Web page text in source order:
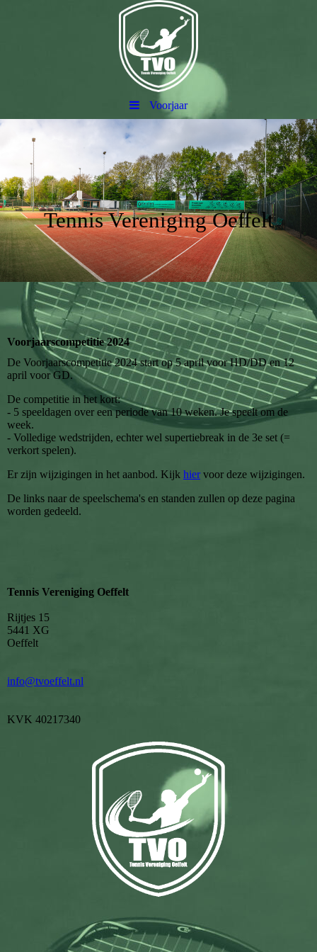
Voorjaar
Tennis Vereniging Oeffelt
Voorjaarscompetitie 2024
De Voorjaarscompetitie 2024 start op 5 april voor HD/DD en 12
april voor GD.
De competitie in het kort:
- 5 speeldagen over een periode van 10 weken. Je speelt om de
week.
- Volledige wedstrijden, echter wel supertiebreak in de 3e set (=
verkort spelen).
Er zijn wijzigingen in het aanbod. Kijk hiervoor deze wijzigingen.
De links naar de speelschema's en standen zullen op deze pagina
worden gedeeld.
Tennis Vereniging Oeffelt
Rijtjes 15
5441 XG
Oeffelt
info@tvoeffelt.nl
KVK 40217340